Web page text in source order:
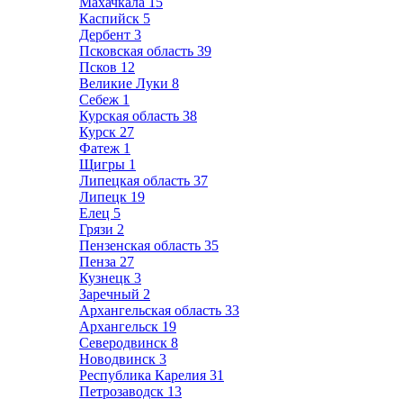
Каспийск 5
Дербент 3
Псковская область 39
Псков 12
Великие Луки 8
Себеж 1
Курская область 38
Курск 27
Фатеж 1
Щигры 1
Липецкая область 37
Липецк 19
Елец 5
Грязи 2
Пензенская область 35
Пенза 27
Кузнецк 3
Заречный 2
Архангельская область 33
Архангельск 19
Северодвинск 8
Новодвинск 3
Республика Карелия 31
Петрозаводск 13